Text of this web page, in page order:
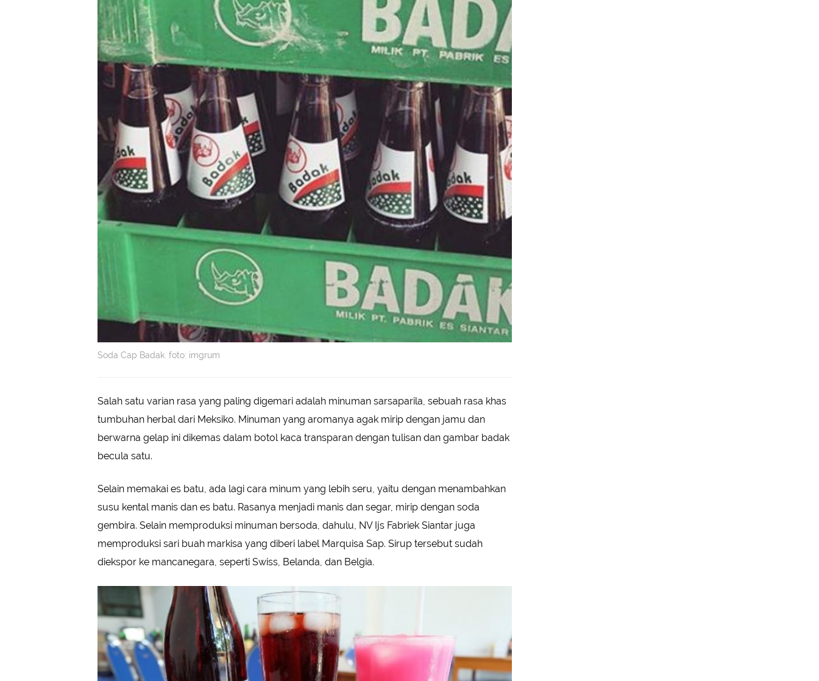
Soda Cap Badak. foto: imgrum
Salah satu varian rasa yang paling digemari adalah minuman sarsaparila, sebuah rasa khas
tumbuhan herbal dari Meksiko. Minuman yang aromanya agak mirip dengan jamu dan
berwarna gelap ini dikemas dalam botol kaca transparan dengan tulisan dan gambar badak
becula satu.
Selain memakai es batu, ada lagi cara minum yang lebih seru, yaitu dengan menambahkan
susu kental manis dan es batu. Rasanya menjadi manis dan segar, mirip dengan soda
gembira. Selain memproduksi minuman bersoda, dahulu, NV Ijs Fabriek Siantar juga
memproduksi sari buah markisa yang diberi label Marquisa Sap. Sirup tersebut sudah
diekspor ke mancanegara, seperti Swiss, Belanda, dan Belgia.